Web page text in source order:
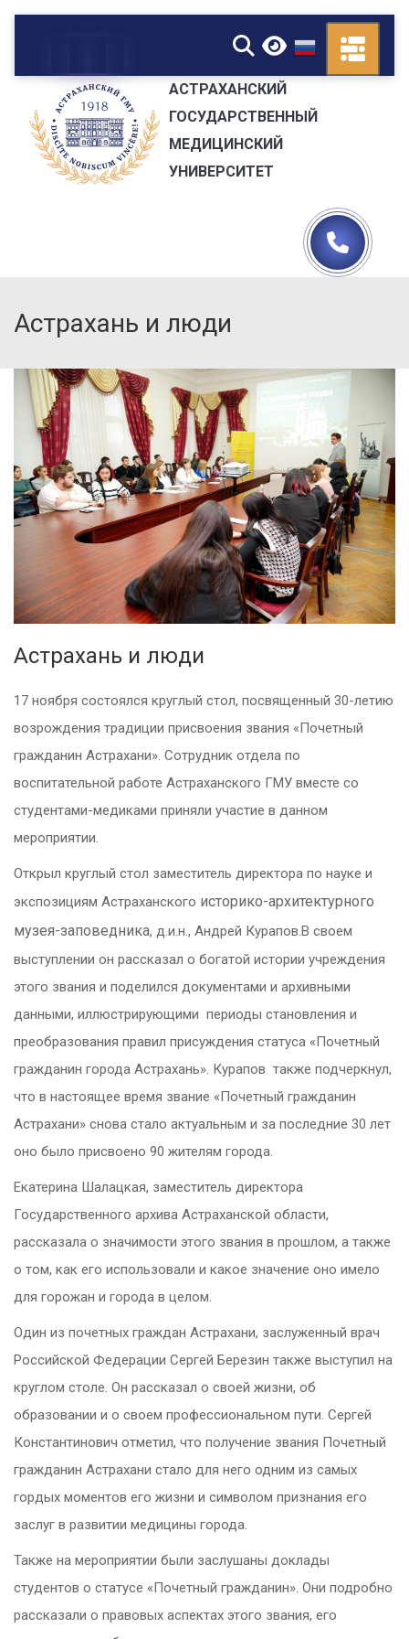
▼
АСТРАХАНСКИЙ
ГОСУДАРСТВЕННЫЙ
МЕДИЦИНСКИЙ
УНИВЕРСИТЕТ
Астрахань и люди
Астрахань и люди
17 ноября состоялся круглый стол, посвященный 30-летию
возрождения традиции присвоения звания «Почетный
гражданин Астрахани». Сотрудник отдела по
воспитательной работе Астраханского ГМУ вместе со
студентами-медиками приняли участие в данном
мероприятии.
Открыл круглый стол заместитель директора по науке и
экспозициям Астраханского историко-архитектурного
музея-заповедника, д.и.н., Андрей Курапов.В своем
выступлении он рассказал о богатой истории учреждения
этого звания и поделился документами и архивными
данными, иллюстрирующими периоды становления и
преобразования правил присуждения статуса «Почетный
гражданин города Астрахань». Курапов также подчеркнул,
что в настоящее время звание «Почетный гражданин
Астрахани» снова стало актуальным и за последние 30 лет
оно было присвоено 90 жителям города.
Екатерина Шалацкая, заместитель директора
Государственного архива Астраханской области,
рассказала о значимости этого звания в прошлом, а также
о том, как его использовали и какое значение оно имело
для горожан и города в целом.
Один из почетных граждан Астрахани, заслуженный врач
Российской Федерации Сергей Березин также выступил на
круглом столе. Он рассказал о своей жизни, об
образовании и о своем профессиональном пути. Сергей
Константинович отметил, что получение звания Почетный
гражданин Астрахани стало для него одним из самых
гордых моментов его жизни и символом признания его
заслуг в развитии медицины города.
Также на мероприятии были заслушаны доклады
студентов о статусе «Почетный гражданин». Они подробно
рассказали о правовых аспектах этого звания, его